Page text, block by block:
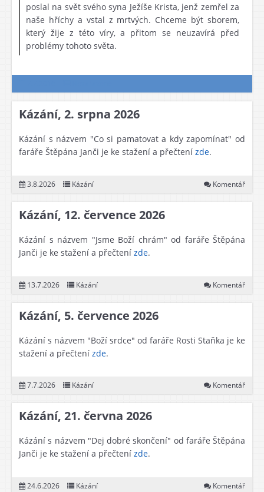
poslal na svět svého syna Ježíše Krista, jenž zemřel za
naše hříchy a vstal z mrtvých. Chceme být sborem,
který žije z této víry, a přitom se neuzavírá před
problémy tohoto světa.
Kázání, 2. srpna 2026
Kázání s názvem "Co si pamatovat a kdy zapomínat" od
faráře Štěpána Janči je ke stažení a přečtení zde.
3.8.2026 Kázání Komentář
Kázání, 12. července 2026
Kázání s názvem "Jsme Boží chrám" od faráře Štěpána
Janči je ke stažení a přečtení zde.
13.7.2026 Kázání Komentář
Kázání, 5. července 2026
Kázání s názvem "Boží srdce" od faráře Rosti Staňka je ke
stažení a přečtení zde.
7.7.2026 Kázání Komentář
Kázání, 21. června 2026
Kázání s názvem "Dej dobré skončení" od faráře Štěpána
Janči je ke stažení a přečtení zde.
24.6.2026 Kázání Komentář